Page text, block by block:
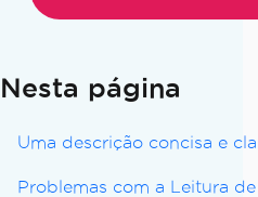
Nesta página
Uma descrição concisa e
Problemas com a Leitura